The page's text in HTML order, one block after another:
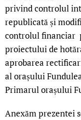
privind controlul
republicată și
controlul financiar
proiectului de
aprobarea
al orașului
Primarul orașului
Anexăm prezentei